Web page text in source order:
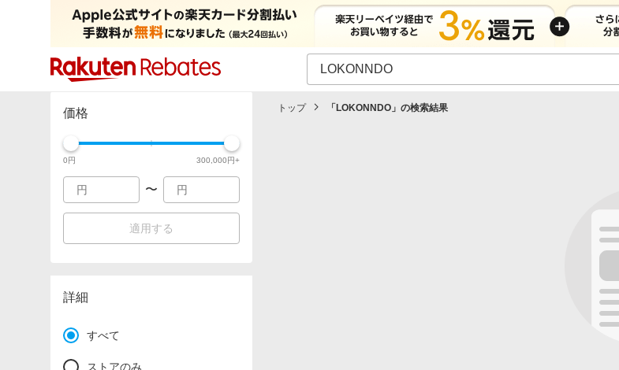
カテゴリー一覧 イベント一覧 ショッピング
価格
0円 300,000円+
〜
適用する
詳細
すべて
ストアのみ
トップ 「 LOKONNDO 」の検索結果